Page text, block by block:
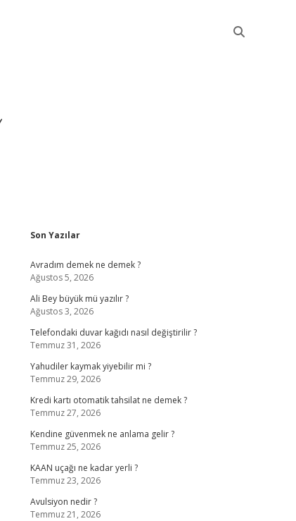
Sidebar
Son Yazılar
Avradım demek ne demek ?
Ağustos 5, 2026
Ali Bey büyük mü yazılır ?
Ağustos 3, 2026
Telefondaki duvar kağıdı nasıl değiştirilir ?
Temmuz 31, 2026
Yahudiler kaymak yiyebilir mi ?
Temmuz 29, 2026
Kredi kartı otomatik tahsilat ne demek ?
Temmuz 27, 2026
Kendine güvenmek ne anlama gelir ?
Temmuz 25, 2026
KAAN uçağı ne kadar yerli ?
Temmuz 23, 2026
Avulsiyon nedir ?
Temmuz 21, 2026